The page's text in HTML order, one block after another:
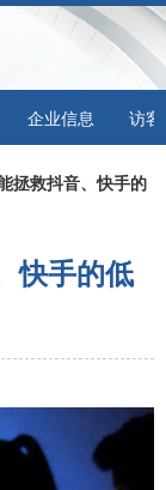
企业信息 访客
拯救抖音、快手的
快手的低